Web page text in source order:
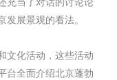
展景观的看法。
文化活动，这些活动
台全面介绍北京蓬勃